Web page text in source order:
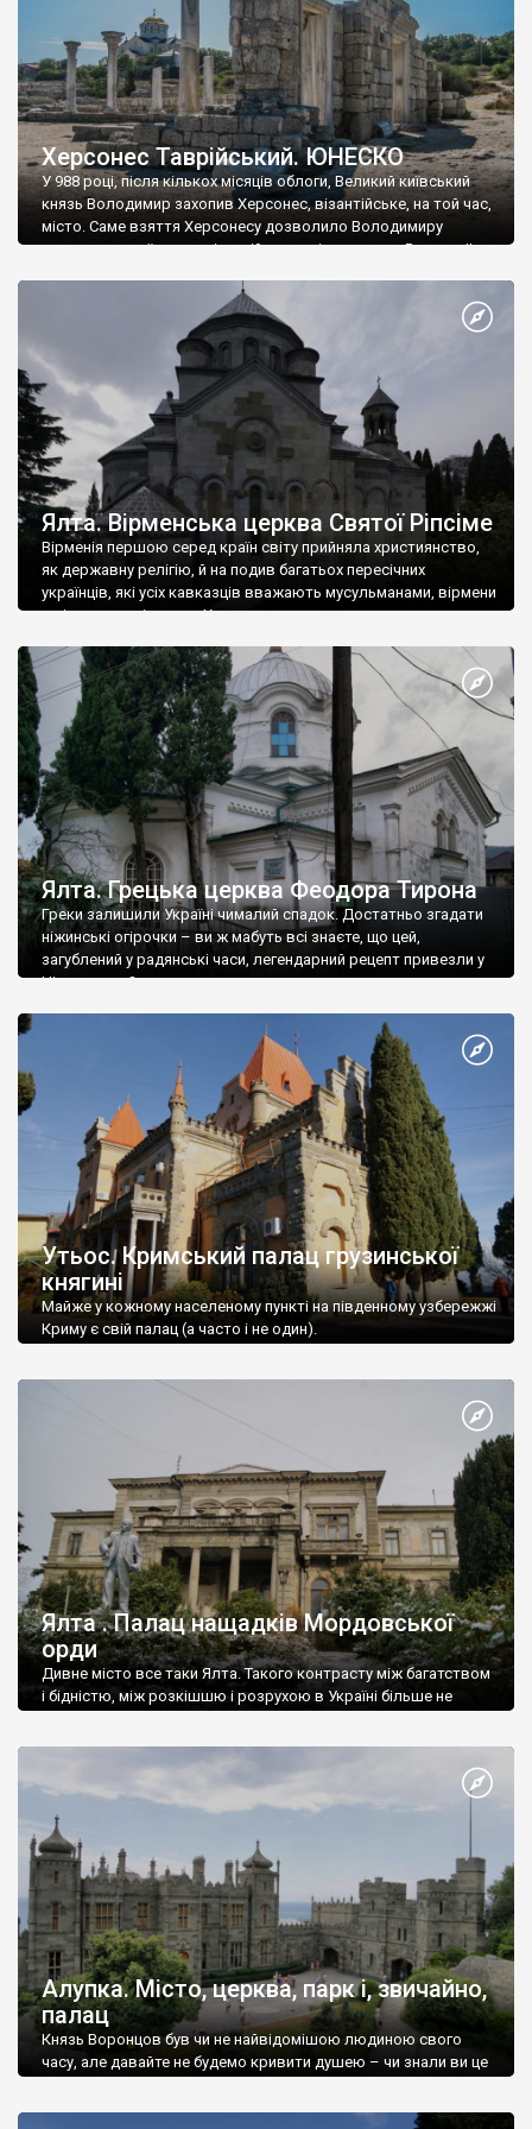
Херсонес Таврійський. ЮНЕСКО
У 988 році, після кількох місяців облоги, Великий київський
князь Володимир захопив Херсонес, візантійське, на той час,
місто. Саме взяття Херсонесу дозволило Володимиру
диктувати свої умови візантійському імператору Василю ІІ, та
Херсонесі Володимир-язичник, став Василем-християнином.
А потім було Хрещення Русі. На честь Херсонесу Таврійського
Ялта. Вірменська церква Святої Ріпсіме
Вірменія першою серед країн світу прийняла християнство,
як державну релігію, й на подив багатьох пересічних
українців, які усіх кавказців вважають мусульманами, вірмени
є відданими вірянами Христа
Ялта. Грецька церква Феодора Тирона
Греки залишили Україні чималий спадок. Достатньо згадати
ніжинські огірочки – ви ж мабуть всі знаєте, що цей,
загублений у радянські часи, легендарний рецепт привезли у
Ніжин греки?
Утьос. Кримський палац грузинської
княгині
Майже у кожному населеному пункті на південному узбережжі
Криму є свій палац (а часто і не один).
Ялта . Палац нащадків Мордовської
орди
Дивне місто все таки Ялта. Такого контрасту між багатством
і бідністю, між розкішшю і розрухою в Україні більше не
Алупка. Місто, церква, парк і, звичайно,
палац
Князь Воронцов був чи не найвідомішою людиною свого
часу, але давайте не будемо кривити душею – чи знали ви це